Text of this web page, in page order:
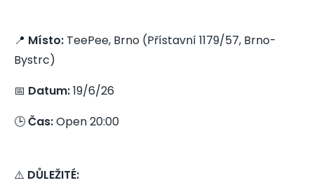
📍 Místo: TeePee, Brno (Přístavní 1179/57, Brno-
Bystrc)
📅 Datum:19/6/26
🕒Čas:Open 20:00
⚠️ DŮLEŽITÉ: